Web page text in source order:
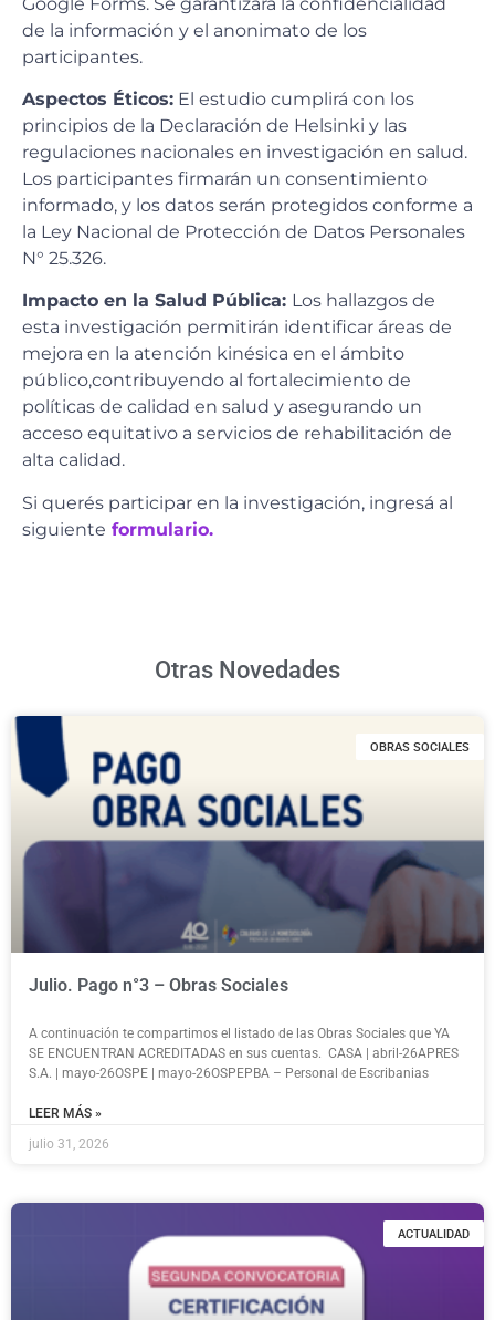
de la información y el anonimato de los
participantes.
Aspectos Éticos: El estudio cumplirá con los
principios de la Declaración de Helsinki y las
regulaciones nacionales en investigación en salud.
Los participantes firmarán un consentimiento
informado, y los datos serán protegidos conforme a
la Ley Nacional de Protección de Datos Personales
N° 25.326.
Impacto en la Salud Pública: Los hallazgos de
esta investigación permitirán identificar áreas de
mejora en la atención kinésica en el ámbito
público,contribuyendo al fortalecimiento de
políticas de calidad en salud y asegurando un
acceso equitativo a servicios de rehabilitación de
alta calidad.
Si querés participar en la investigación, ingresá al
siguiente formulario.
Otras Novedades
OBRAS SOCIALES
Julio. Pago n°3 – Obras Sociales
A continuación te compartimos el listado de las Obras Sociales que YA
SE ENCUENTRAN ACREDITADAS en sus cuentas. CASA | abril-26APRES
S.A. | mayo-26OSPE | mayo-26OSPEPBA – Personal de Escribanias
LEER MÁS »
julio 31, 2026
ACTUALIDAD